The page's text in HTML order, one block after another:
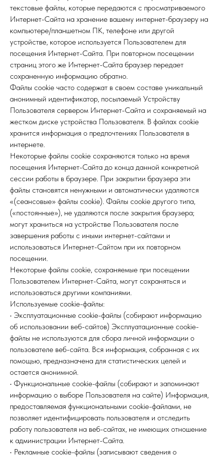
текстовые файлы, которые передаются с просматриваемого
Интернет-Сайта на хранение вашему интернет-браузеру на
компьютере/планшетном ПК, телефоне или другой
устройстве, которое используется Пользователем для
посещения Интернет-Сайта. При повторном посещении
страниц этого же Интернет-Сайта браузер передает
сохраненную информацию обратно.
Файлы cookie часто содержат в своем составе уникальный
анонимный идентификатор, посылаемый Устройству
Пользователя сервером Интернет-Сайта и сохраняемый на
жестком диске устройства Пользователя. В файлах cookie
хранится информация о предпочтениях Пользователя в
интернете.
Некоторые файлы cookie сохраняются только на время
посещения Интернет-Сайта до конца данной конкретной
сессии работы в браузере. При закрытии браузера эти
файлы становятся ненужными и автоматически удаляются
«(сеансовые» файлы cookie). Файлы cookie другого типа,
(«постоянные»), не удаляются после закрытия браузера;
могут храниться на устройстве Пользователя после
завершения работы с иными интернет-сайтами и
использоваться Интернет-Сайтом при их повторном
посещении.
Некоторые файлы cookie, сохраняемые при посещении
Пользователем Интернет-Сайта, могут сохраняться и
использоваться другими компаниями.
Используемые сookie-файлы:
• Эксплуатационные cookie-файлы (собирают информацию
об использовании веб-сайтов) Эксплуатационные cookie-
файлы не используются для сбора личной информации о
пользователе веб-сайта. Вся информация, собранная с их
помощью, предназначена для статистических целей и
остается анонимной.
• Функциональные cookie-файлы (собирают и запоминают
информацию о выборе Пользователя на сайте) Информация,
предоставляемая функциональными cookie-файлами, не
позволяет идентифицировать пользователя и отследить
работу пользователя на веб-сайтах, не имеющих отношение
к администрации Интернет-Сайта.
• Рекламные cookie-файлы (записывают сведения о